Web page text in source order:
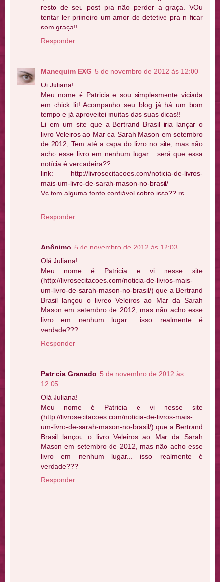
resto de seu post pra não perder a graça. VOu
tentar ler primeiro um amor de detetive pra n ficar
sem graça!!
Responder
Manequim EXG 5 de novembro de 2012 às 12:00
Oi Juliana!
Meu nome é Patricia e sou simplesmente viciada
em chick lit! Acompanho seu blog já há um bom
tempo e já aproveitei muitas das suas dicas!!
Li em um site que a Bertrand Brasil iria lançar o
livro Veleiros ao Mar da Sarah Mason em setembro
de 2012, Tem até a capa do livro no site, mas não
acho esse livro em nenhum lugar... será que essa
notícia é verdadeira??
link: http://livrosecitacoes.com/noticia-de-livros-
mais-um-livro-de-sarah-mason-no-brasil/
Vc tem alguma fonte confiável sobre isso?? rs....
Responder
Anônimo 5 de novembro de 2012 às 12:03
Olá Juliana!
Meu nome é Patricia e vi nesse site
(http://livrosecitacoes.com/noticia-de-livros-mais-
um-livro-de-sarah-mason-no-brasil/) que a Bertrand
Brasil lançou o livreo Veleiros ao Mar da Sarah
Mason em setembro de 2012, mas não acho esse
livro em nenhum lugar... isso realmente é
verdade???
Responder
Patricia Granado 5 de novembro de 2012 às
12:05
Olá Juliana!
Meu nome é Patricia e vi nesse site
(http://livrosecitacoes.com/noticia-de-livros-mais-
um-livro-de-sarah-mason-no-brasil/) que a Bertrand
Brasil lançou o livro Veleiros ao Mar da Sarah
Mason em setembro de 2012, mas não acho esse
livro em nenhum lugar... isso realmente é
verdade???
Responder